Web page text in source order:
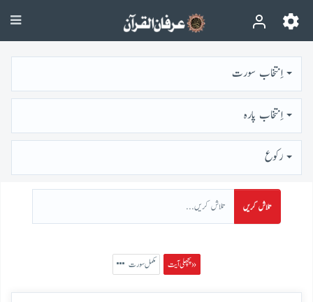
اِنتخاب سورت
اِنتخاب پارہ
رُكوع
تلاش کریں
پچھلی آیت » مکمل سورت